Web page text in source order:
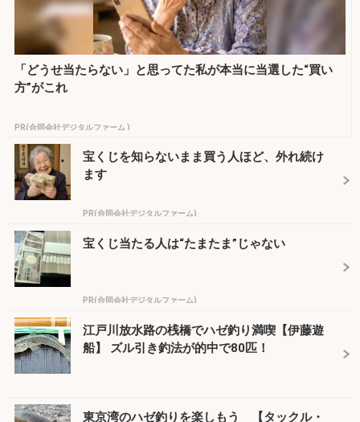
「どうせ当たらない」と思ってた私が本当に当選した“買い
方”がこれ
PR(合同会社デジタルファーム )
宝くじを知らないまま買う人ほど、外れ続け
ます
PR(合同会社デジタルファーム)
宝くじ当たる人は“たまたま”じゃない
PR(合同会社デジタルファーム)
江戸川放水路の桟橋でハゼ釣り満喫【伊藤遊
船】 ズル引き釣法が的中で80匹！
東京湾のハゼ釣りを楽しもう 【タックル・